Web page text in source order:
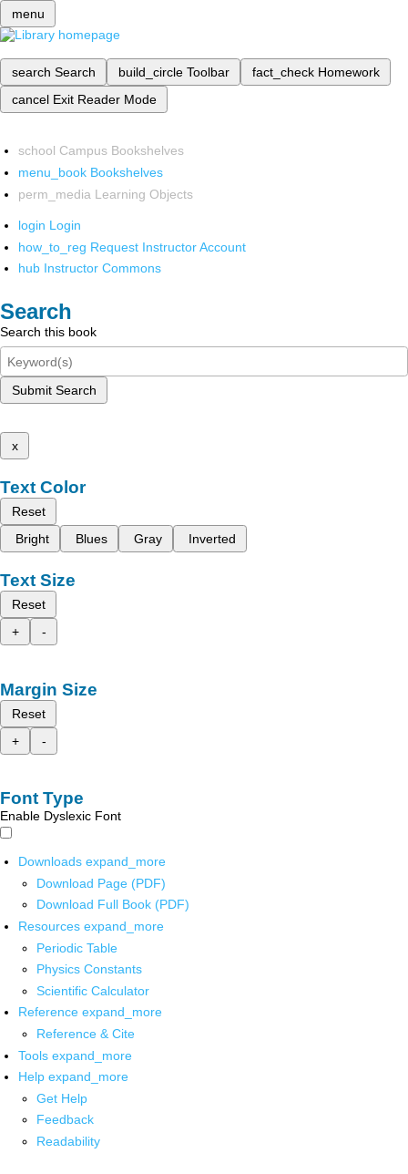
menu
search Search build_circle Toolbar fact_check Homework
cancel Exit Reader Mode
school Campus Bookshelves
menu_book Bookshelves
perm_media Learning Objects
login Login
how_to_reg Request Instructor Account
hub Instructor Commons
Search
Search this book
Submit Search
x
Text Color
Reset
Bright
Blues Gray Inverted
Text Size
Reset
+
-
Margin Size
Reset
+
-
Font Type
Enable Dyslexic Font
Downloads expand_more
Download Page (PDF)
Download Full Book (PDF)
Resources expand_more
Periodic Table
Physics Constants
Scientific Calculator
Reference expand_more
Reference & Cite
Tools expand_more
Help expand_more
Get Help
Feedback
Readability